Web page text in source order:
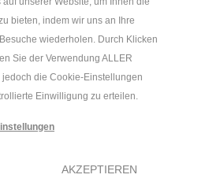
bieten, indem wir uns an Ihre
wiederholen. Durch Klicken
Sie der Verwendung ALLER
die Cookie-Einstellungen
Einwilligung zu erteilen.
AKZEPTIEREN